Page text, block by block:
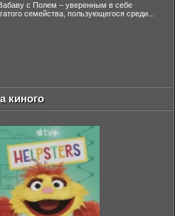
с Полем – уверенным в себе
семейства, пользующегося среди...
киного